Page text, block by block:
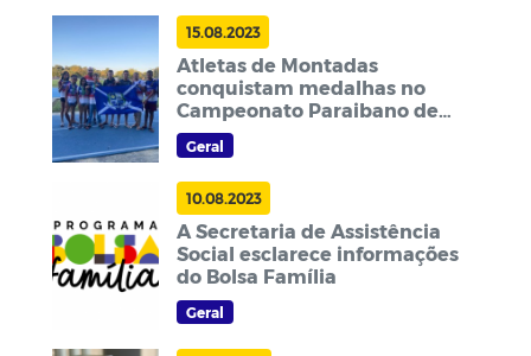
15.08.2023
Atletas de Montadas
conquistam medalhas no
Campeonato Paraibano de
Atletismo Sub 16
Geral
10.08.2023
A Secretaria de Assistência
Social esclarece informações
do Bolsa Família
Geral